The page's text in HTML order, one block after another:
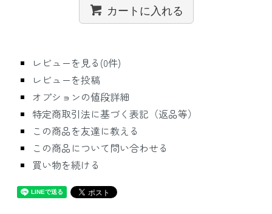
カートに入れる
レビューを見る(0件)
レビューを投稿
オプションの値段詳細
特定商取引法に基づく表記（返品等）
この商品を友達に教える
この商品について問い合わせる
買い物を続ける